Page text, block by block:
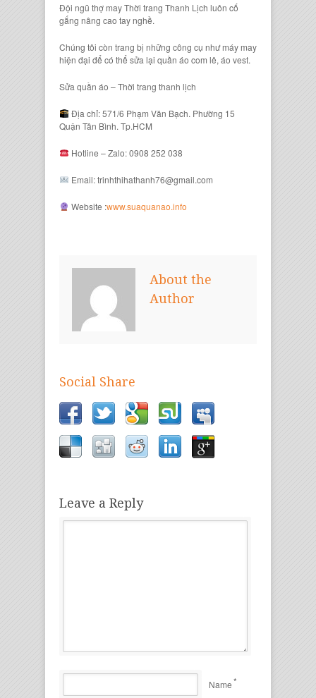
Đội ngũ thợ may Thời trang Thanh Lịch luôn cố
gắng nâng cao tay nghề.
Chúng tôi còn trang bị những công cụ như máy may
hiện đại để có thể sửa lại quần áo com lê, áo vest.
Sửa quần áo – Thời trang thanh lịch
Địa chỉ: 571/6 Phạm Văn Bạch. Phường 15
Quận Tân Bình. Tp.HCM
Hotline – Zalo: 0908 252 038
Email: trinhthihathanh76@gmail.com
Website :www.suaquanao.info
About the
Author
Social Share
Leave a Reply
Name*